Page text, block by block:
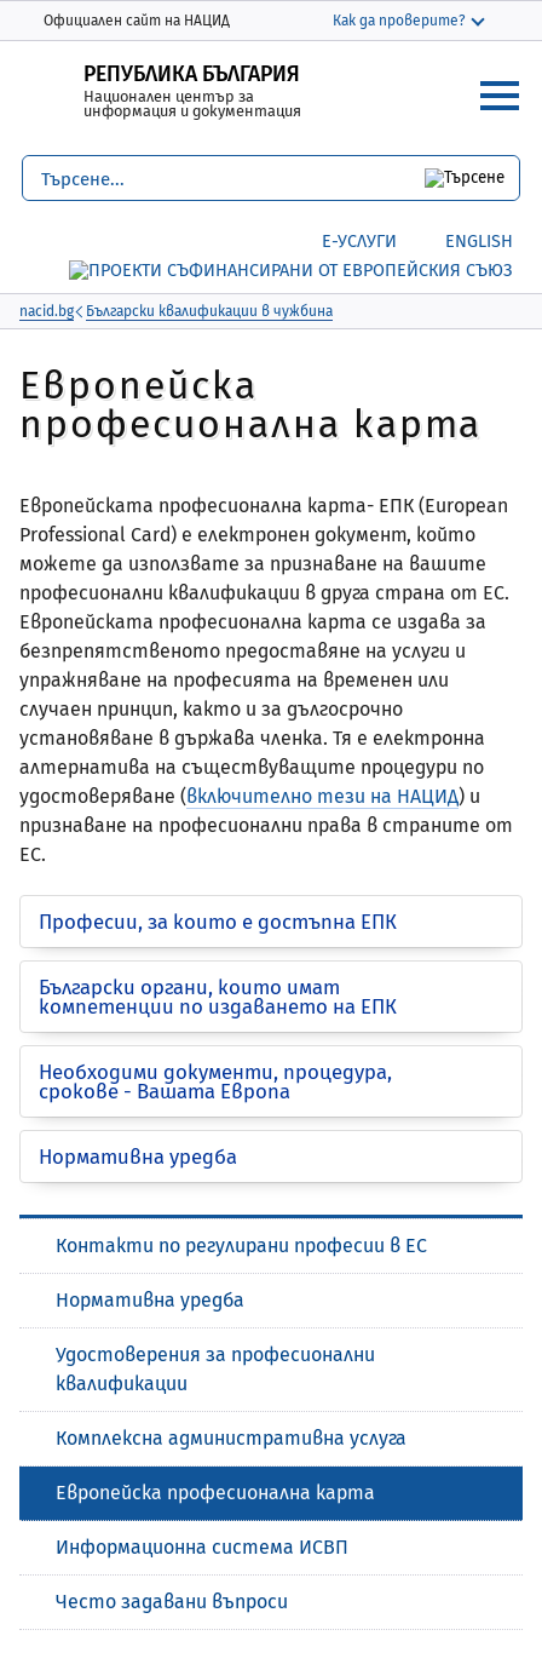
Моля,
обърнете
внимание:
включва
система
THIS SITE IN ENGLISH
Официален сайт на НАЦИД Как да проверите?
Домейнът nacid.bg принадлежи на
Националния център за информация и
Защитените уебсайтове използват HTTPS
се свързали безопасно с уебсайта nacid.bg
Споделяйте чувствителна информация
само на официални, защитени уебсайтове.
РЕПУБЛИКА БЪЛГАРИЯ
Национален център за
информация и документация
Е-УСЛУГИ ENGLISH
nacid.bg Български квалификации в чужбина
Европейска
професионална карта
Европейската професионална карта- ЕПК (European
Professional Card) е електронен документ, който
можете да използвате за признаване на вашите
професионални квалификации в друга страна от ЕС.
Европейската професионална карта се издава за
безпрепятственото предоставяне на услуги и
упражняване на професията на временен или
случаен принцип, както и за дългосрочно
установяване в държава членка. Тя е електронна
алтернатива на съществуващите процедури по
удостоверяване (включително тези на НАЦИД) и
признаване на професионални права в страните от
ЕС.
Професии, за които е достъпна ЕПК
Български органи, които имат
компетенции по издаването на ЕПК
Необходими документи, процедура,
срокове - Вашата Европа
Нормативна уредба
Контакти по регулирани професии в ЕС
Нормативна уредба
Удостоверения за професионални
квалификации
Комплексна административна услуга
Европейска професионална карта
Информационна система ИСВП
Често задавани въпроси